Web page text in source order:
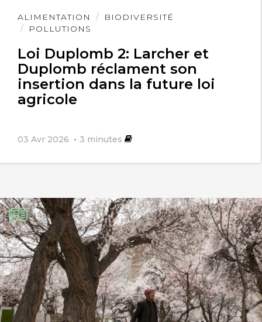
ALIMENTATION
BIODIVERSITÉ
POLLUTIONS
Loi Duplomb 2: Larcher et
Duplomb réclament son
insertion dans la future loi
agricole
03 Avr 2026 3 minutes
Lire
l'article